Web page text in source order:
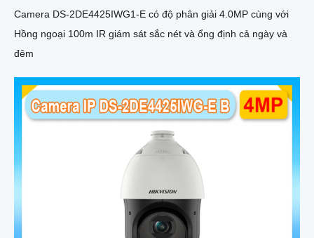
Camera DS-2DE4425IWG1-E có độ phân giải 4.0MP cùng với
Hồng ngoại 100m IR giám sát sắc nét và ổng định cả ngày và
đêm